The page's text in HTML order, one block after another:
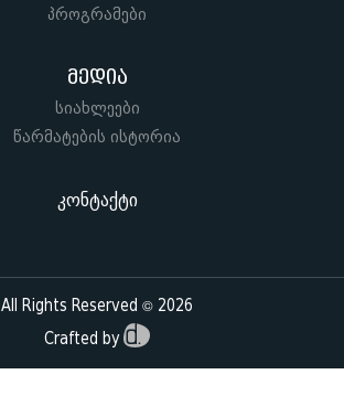
პროგრამები
მედია
სიახლეები
წარმატების ისტორია
კონტაქტი
All Rights Reserved © 2026
Crafted by